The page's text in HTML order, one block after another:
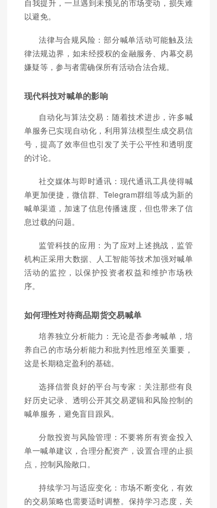
自我提升，一旦遇到未预见的市场变动，损失难
以避免。
法律与合规风险：部分喊单活动可能触及法
律法规边界，如未经授权的金融服务、内幕交易
嫌疑等，参与者需确保所有活动合法合规。
现代科技对喊单的影响
自动化与算法交易：随着技术进步，许多喊
单服务已实现自动化，利用算法模型生成交易信
号，提高了效率但也引发了关于公平性和透明度
的讨论。
社交媒体与即时通讯：现代通讯工具使得喊
单更加便捷，微信群、Telegram群组等成为新的
喊单渠道，加速了信息传播速度，但也带来了信
息过载的问题。
监管科技的应用：为了应对上述挑战，监管
机构正采用大数据、人工智能等技术加强对喊单
活动的监控，以保护投资者权益和维护市场秩
序。
如何理性对待商品期货交易喊单
培养独立分析能力：无论是否参考喊单，培
养自己的市场分析能力和批判性思维至关重要，
这是长期稳定盈利的基础。
选择信誉良好的平台与专家：关注那些有良
好历史记录、透明公开其交易逻辑和风险控制的
喊单服务，避免盲目跟风。
分散投资与风险管理：不要将所有资金投入
单一喊单建议，合理分配资产，设置合理的止损
点，控制风险敞口。
持续学习与适应变化：市场不断变化，有效
的交易策略也需要适时调整。保持学习态度，关